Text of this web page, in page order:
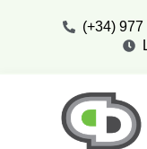
(+34)